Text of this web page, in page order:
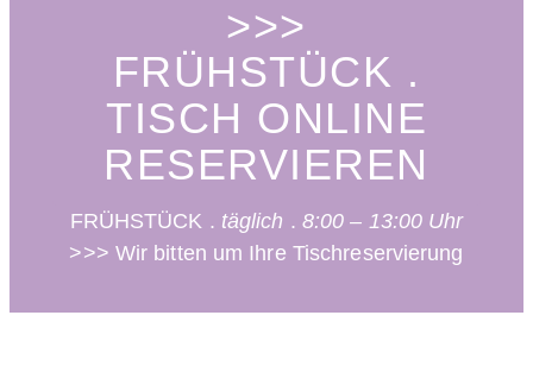
>>>
FRÜHSTÜCK .
TISCH ONLINE
RESERVIEREN
FRÜHSTÜCK . täglich . 8:00 – 13:00 Uhr
>>> Wir bitten um Ihre Tischreservierung